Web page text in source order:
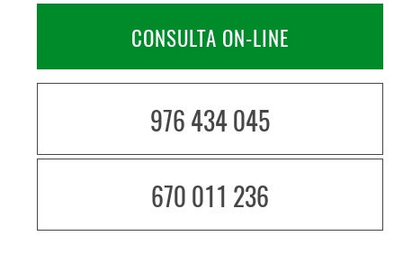
CONSULTA ON-LINE
976 434 045
670 011 236